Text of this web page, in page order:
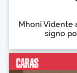
Mhoni Vidente
signo